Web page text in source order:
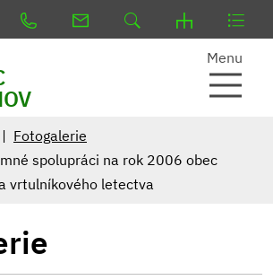
Menu
Fotogalerie
spolupráci na rok 2006 obec
vrtulníkového letectva